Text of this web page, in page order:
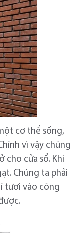
cơ thể sống,
vì vậy chúng
cho cửa sổ. Khi
Chúng ta phải
tươi vào công